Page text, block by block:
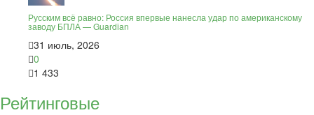
Русским всё равно: Россия впервые нанесла удар по американскому
заводу БПЛА — Guardian
31 июль, 2026
0
1 433
Рейтинговые